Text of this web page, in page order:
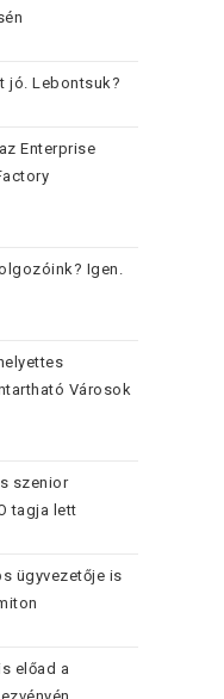
jó. Lebontsuk?
Enterprise
Igen.
Városok
szenior
tagja lett
ügyvezetője is
előad a